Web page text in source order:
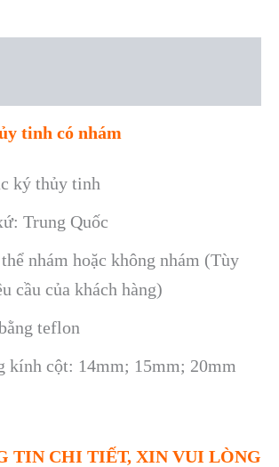
tinh có nhám
ký thủy tinh
Trung Quốc
nhám hoặc không nhám (Tùy
cầu của khách hàng)
teflon
kính cột: 14mm; 15mm; 20mm
TIN CHI TIẾT, XIN VUI LÒNG